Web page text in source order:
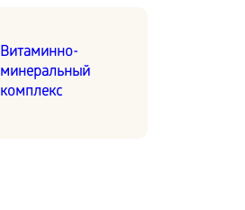
Витаминно-
минеральный
комплекс